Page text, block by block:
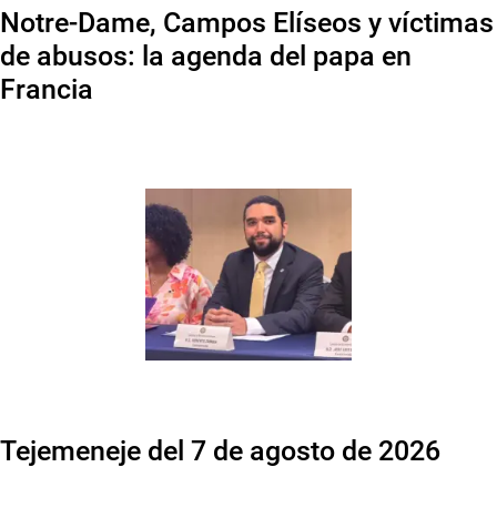
Notre-Dame, Campos Elíseos y víctimas
de abusos: la agenda del papa en
Francia
Tejemeneje del 7 de agosto de 2026